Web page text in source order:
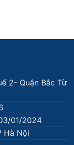
2- Quận Bắc Từ
01/2024
Hà Nội